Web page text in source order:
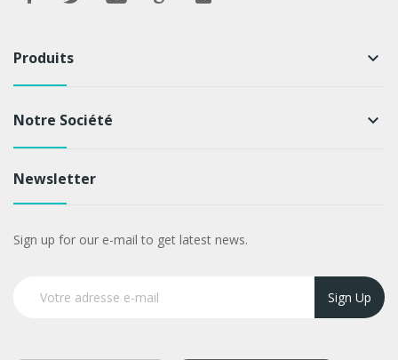
Produits keyboard_arrow_down
Notre Société keyboard_arrow_down
Newsletter
Sign up for our e-mail to get latest news.
Sign Up